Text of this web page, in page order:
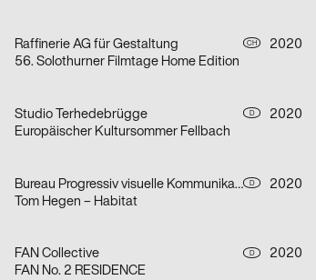
Raffinerie AG für Gestaltung CH
2020
56. Solothurner Filmtage Home Edition
Studio Terhedebrügge D
2020
Europäischer Kultursommer Fellbach
Bureau Progressiv visuelle Kommunikation D
2020
Tom Hegen – Habitat
FAN Collective D
2020
FAN No. 2 RESIDENCE